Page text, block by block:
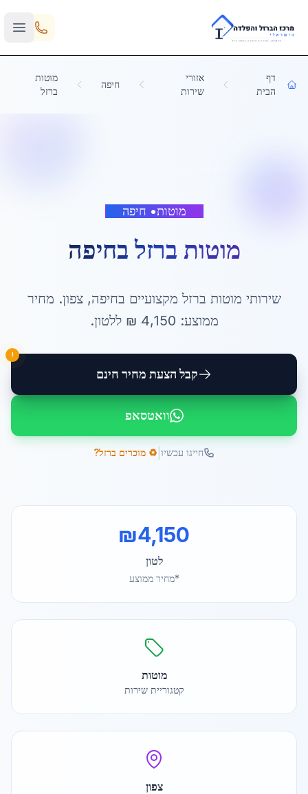
Skip to main content
דף
הבית
אזורי
שירות
חיפה
מוטות
ברזל
מוטות• חיפה
מוטות ברזלבחיפה
שירותי מוטות ברזל מקצועיים בחיפה,צפון. מחיר
ממוצע: 4,150 ₪ ללטון.
קבל הצעת מחיר חינם
!
וואטסאפ
חייגו עכשיו ♻️ מוכרים ברזל?
₪4,150
לטון
*מחיר ממוצע
מוטות
קטגוריית שירות
צפון